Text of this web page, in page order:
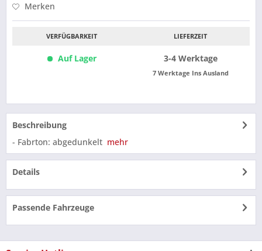
Merken
VERFÜGBARKEIT
Auf Lager
LIEFERZEIT
3-4 Werktage
7 Werktage Ins Ausland
Beschreibung
- Fabrton: abgedunkelt mehr
Details
Passende Fahrzeuge